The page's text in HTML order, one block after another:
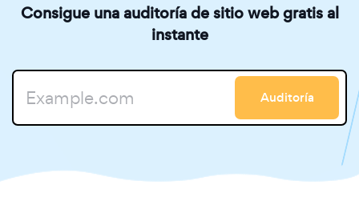
Consigue una auditoría de sitio web gratis al
instante
Auditoría